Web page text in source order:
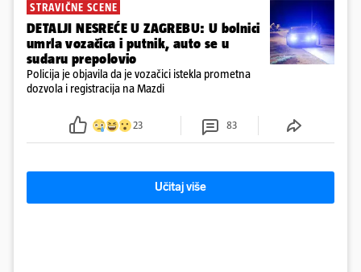
STRAVIČNE SCENE
DETALJI NESREĆE U ZAGREBU: U bolnici
umrla vozačica i putnik, auto se u
sudaru prepolovio
Policija je objavila da je vozačici istekla prometna
dozvola i registracija na Mazdi
23 83
Učitaj više